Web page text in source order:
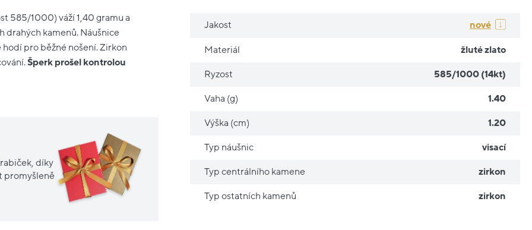
585/1000) váží 1,40 gramu a
drahých kamenů. Náušnice
pro běžné nošení. Zirkon
Šperk prošel kontrolou
díky
promyšleně
Jakost nové
Materiál žluté zlato
Ryzost 585/1000 (14kt)
Vaha (g) 1.40
Výška (cm) 1.20
Typ náušnic visací
Typ centrálního kamene zirkon
Typ ostatních kamenů zirkon